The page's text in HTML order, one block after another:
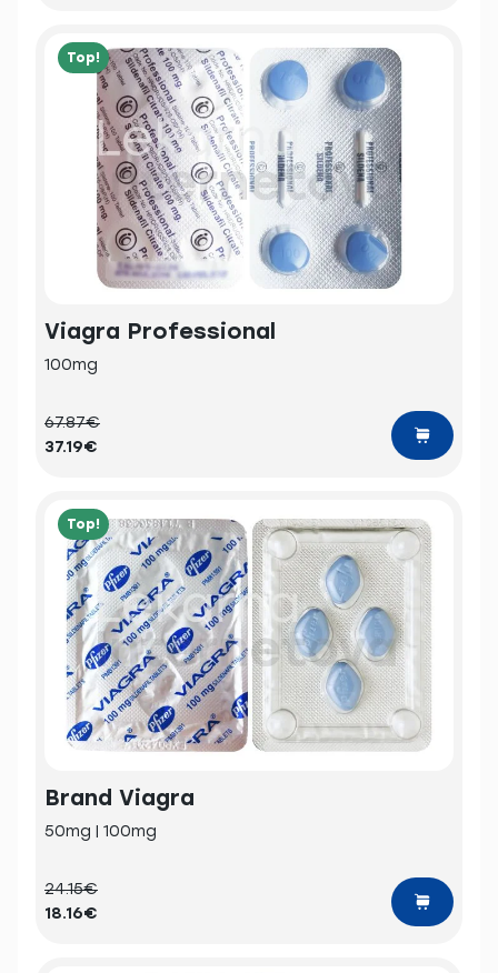
Top!
Viagra Professional
100mg
67.87€
37.19€
Top!
Brand Viagra
50mg | 100mg
24.15€
18.16€